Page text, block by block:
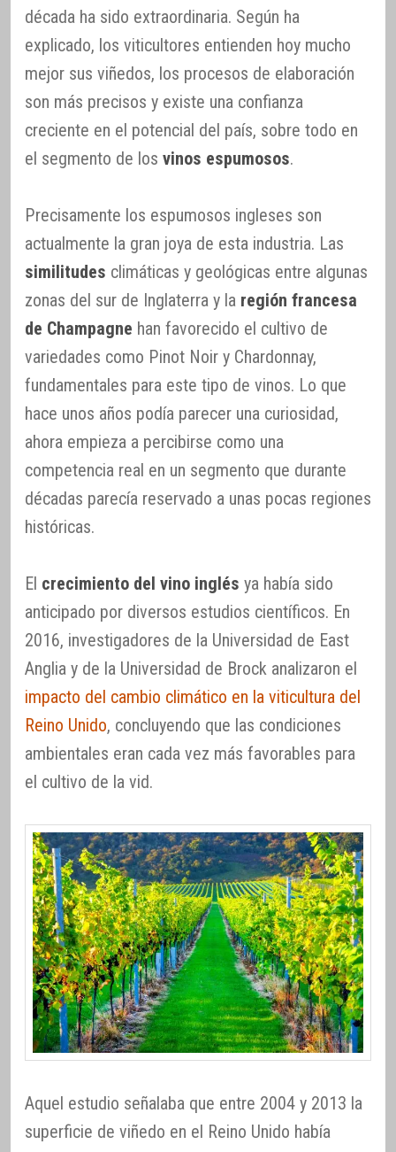
década ha sido extraordinaria. Según ha
explicado, los viticultores entienden hoy mucho
mejor sus viñedos, los procesos de elaboración
son más precisos y existe una confianza
creciente en el potencial del país, sobre todo en
el segmento de los vinos espumosos.
Precisamente los espumosos ingleses son
actualmente la gran joya de esta industria. Las
similitudes climáticas y geológicas entre algunas
zonas del sur de Inglaterra y la región francesa
de Champagne han favorecido el cultivo de
variedades como Pinot Noir y Chardonnay,
fundamentales para este tipo de vinos. Lo que
hace unos años podía parecer una curiosidad,
ahora empieza a percibirse como una
competencia real en un segmento que durante
décadas parecía reservado a unas pocas regiones
históricas.
El crecimiento del vino inglés ya había sido
anticipado por diversos estudios científicos. En
2016, investigadores de la Universidad de East
Anglia y de la Universidad de Brock analizaron el
impacto del cambio climático en la viticultura del
Reino Unido, concluyendo que las condiciones
ambientales eran cada vez más favorables para
el cultivo de la vid.
Aquel estudio señalaba que entre 2004 y 2013 la
superficie de viñedo en el Reino Unido había